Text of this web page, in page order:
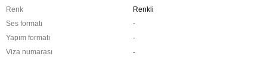
Renk
Renkli
Ses formatı
-
Yapım formatı
-
Viza numarası
-